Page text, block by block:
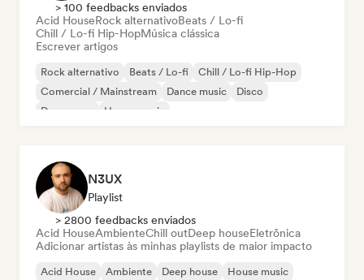
> 100 feedbacks enviados
Acid HouseRock alternativoBeats / Lo-fi
Chill / Lo-fi Hip-HopMúsica clássica
Escrever artigos
Rock alternativo Beats / Lo-fi
Chill / Lo-fi Hip-Hop
Comercial / Mainstream
Dance music
Disco
Dream pop
House music
N3UX
Playlist
> 2800 feedbacks enviados
Acid HouseAmbienteChill outDeep houseEletrônica
Adicionar artistas às minhas playlists de maior impacto
Acid House Ambiente Deep house
House music